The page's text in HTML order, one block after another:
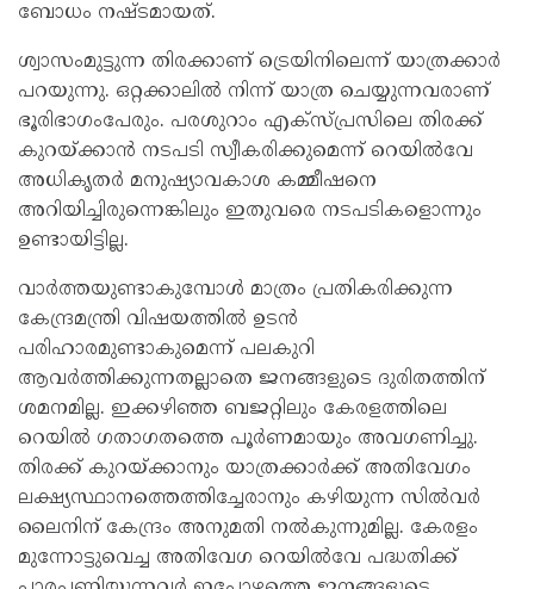
ബോധം നഷ്ടമായത്.
ശ്വാസംമുട്ടുന്ന തിരക്കാണ് ട്രെയിനിലെന്ന് യാത്രക്കാര്‍
പറയുന്നു. ഒറ്റക്കാലില്‍ നിന്ന് യാത്ര ചെയ്യുന്നവരാണ്
ഭൂരിഭാഗംപേരും. പരശുറാം എക്സ്പ്രസിലെ തിരക്ക്
കുറയ്ക്കാന്‍ നടപടി സ്വീകരിക്കുമെന്ന് റെയില്‍വേ
അധികൃതര്‍ മനുഷ്യാവകാശ കമ്മീഷനെ
അറിയിച്ചിരുന്നെങ്കിലും ഇതുവരെ നടപടികളൊന്നും
ഉണ്ടായിട്ടില്ല.
വാര്‍ത്തയുണ്ടാകുമ്പോള്‍ മാത്രം പ്രതികരിക്കുന്ന
കേന്ദ്രമന്ത്രി വിഷയത്തില്‍ ഉടന്‍
പരിഹാരമുണ്ടാകുമെന്ന് പലകുറി
ആവര്‍ത്തിക്കുന്നതല്ലാതെ ജനങ്ങളുടെ ദുരിതത്തിന്
ശമനമില്ല. ഇക്കഴിഞ്ഞ ബജറ്റിലും കേരളത്തിലെ
റെയില്‍ ഗതാഗതത്തെ പൂര്‍ണമായും അവഗണിച്ചു.
തിരക്ക് കുറയ്ക്കാനും യാത്രക്കാര്‍ക്ക് അതിവേഗം
ലക്ഷ്യസ്ഥാനത്തെത്തിച്ചേരാനും കഴിയുന്ന സില്‍വര്‍
ലൈനിന് കേന്ദ്രം അനുമതി നല്‍കുന്നുമില്ല. കേരളം
മുന്നോട്ടുവെച്ച അതിവേഗ റെയില്‍വേ പദ്ധതിക്ക്